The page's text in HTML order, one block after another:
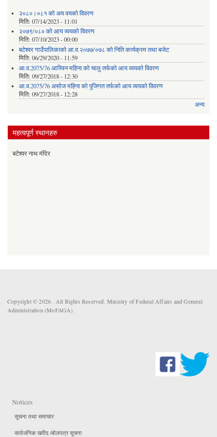
२०८०।०८१ को अय वयको विवरण
मिति: 07/14/2023 - 11:01
२०७९/०८० को आय व्ययको विवरण
मिति: 07/10/2023 - 00:00
बटेश्वर गाउँपालिकाको आ.व.२०७७/०७८ को निति कार्यक्रम तथा बजेट
मिति: 06/29/2020 - 11:59
आ.व.2075/76 आस्विन महिना को चालु तर्फको आय व्ययको विवरण
मिति: 09/27/2018 - 12:30
आ.व.2075/76 असोज महिना को पुजिगत तर्फको आय व्ययको विवरण
मिति: 09/27/2018 - 12:28
अन्य
महत्वपूर्ण स्थानहरु
बटेश्वर नाथ मंदिर
Copyright © 2026 . All Rights Reserved. Ministry of Federal Affairs and General
Administration (MoFAGA).
Notices
सूचना तथा समाचार
सार्वजनिक खरीद /बोलपत्र सूचना